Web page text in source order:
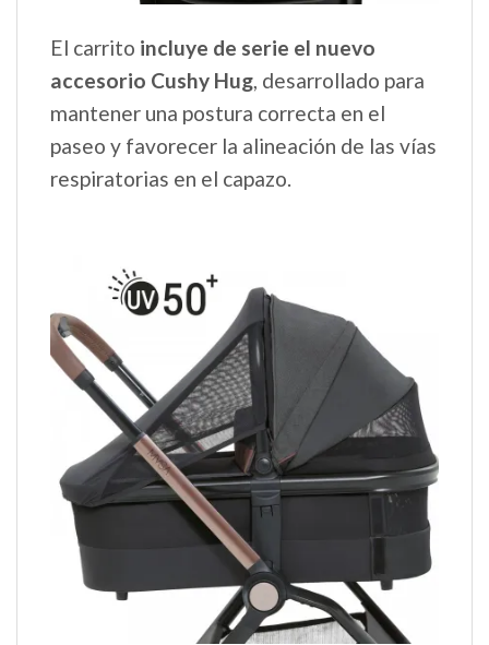
El carrito incluye de serie el nuevo
accesorio Cushy Hug, desarrollado para
mantener una postura correcta en el
paseo y favorecer la alineación de las vías
respiratorias en el capazo.